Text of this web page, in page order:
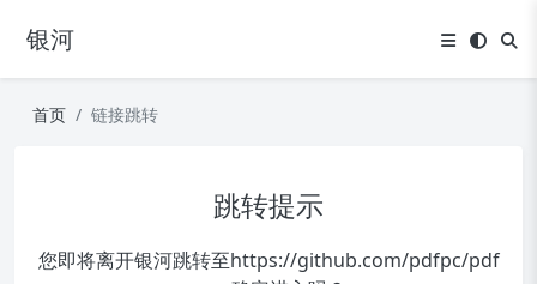
银河
首页 链接跳转
跳转提示
您即将离开银河跳转至https://github.com/pdfpc/pdf